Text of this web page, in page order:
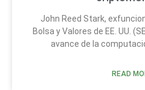
John Reed Stark,
Bolsa y Valores de EE. UU.
avance de la
READ